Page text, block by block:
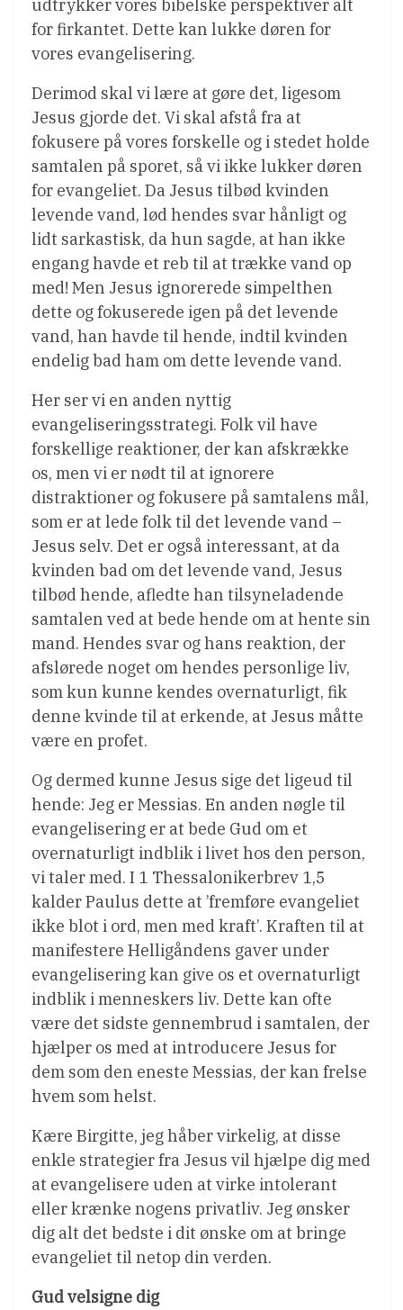
udtrykker vores bibelske perspektiver alt
for firkantet. Dette kan lukke døren for
vores evangelisering.
Derimod skal vi lære at gøre det, ligesom
Jesus gjorde det. Vi skal afstå fra at
fokusere på vores forskelle og i stedet holde
samtalen på sporet, så vi ikke lukker døren
for evangeliet. Da Jesus tilbød kvinden
levende vand, lød hendes svar hånligt og
lidt sarkastisk, da hun sagde, at han ikke
engang havde et reb til at trække vand op
med! Men Jesus ignorerede simpelthen
dette og fokuserede igen på det levende
vand, han havde til hende, indtil kvinden
endelig bad ham om dette levende vand.
Her ser vi en anden nyttig
evangeliseringsstrategi. Folk vil have
forskellige reaktioner, der kan afskrække
os, men vi er nødt til at ignorere
distraktioner og fokusere på samtalens mål,
som er at lede folk til det levende vand –
Jesus selv. Det er også interessant, at da
kvinden bad om det levende vand, Jesus
tilbød hende, afledte han tilsyneladende
samtalen ved at bede hende om at hente sin
mand. Hendes svar og hans reaktion, der
afslørede noget om hendes personlige liv,
som kun kunne kendes overnaturligt, fik
denne kvinde til at erkende, at Jesus måtte
være en profet.
Og dermed kunne Jesus sige det ligeud til
hende: Jeg er Messias. En anden nøgle til
evangelisering er at bede Gud om et
overnaturligt indblik i livet hos den person,
vi taler med. I 1 Thessalonikerbrev 1,5
kalder Paulus dette at ’fremføre evangeliet
ikke blot i ord, men med kraft’. Kraften til at
manifestere Helligåndens gaver under
evangelisering kan give os et overnaturligt
indblik i menneskers liv. Dette kan ofte
være det sidste gennembrud i samtalen, der
hjælper os med at introducere Jesus for
dem som den eneste Messias, der kan frelse
hvem som helst.
Kære Birgitte, jeg håber virkelig, at disse
enkle strategier fra Jesus vil hjælpe dig med
at evangelisere uden at virke intolerant
eller krænke nogens privatliv. Jeg ønsker
dig alt det bedste i dit ønske om at bringe
evangeliet til netop din verden.
Gud velsigne dig